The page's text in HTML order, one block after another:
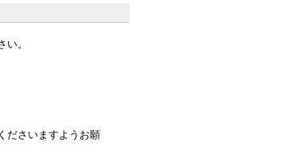
。
ださいますようお願